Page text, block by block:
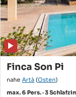
Finca Son Pi
nahe Artà (Osten)
max. 6 Pers. · 3